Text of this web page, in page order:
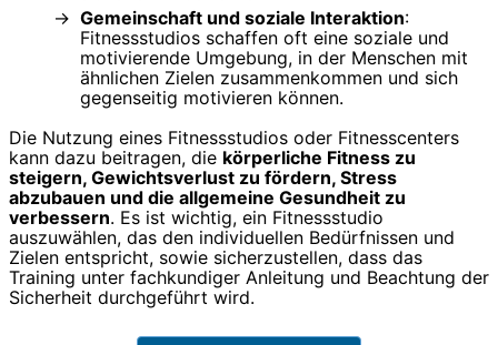
Gemeinschaft und soziale Interaktion:
Fitnessstudios schaffen oft eine soziale und
motivierende Umgebung, in der Menschen mit
ähnlichen Zielen zusammenkommen und sich
gegenseitig motivieren können.
Die Nutzung eines Fitnessstudios oder Fitnesscenters
kann dazu beitragen, die körperliche Fitness zu
steigern, Gewichtsverlust zu fördern, Stress
abzubauen und die allgemeine Gesundheit zu
verbessern. Es ist wichtig, ein Fitnessstudio
auszuwählen, das den individuellen Bedürfnissen und
Zielen entspricht, sowie sicherzustellen, dass das
Training unter fachkundiger Anleitung und Beachtung der
Sicherheit durchgeführt wird.